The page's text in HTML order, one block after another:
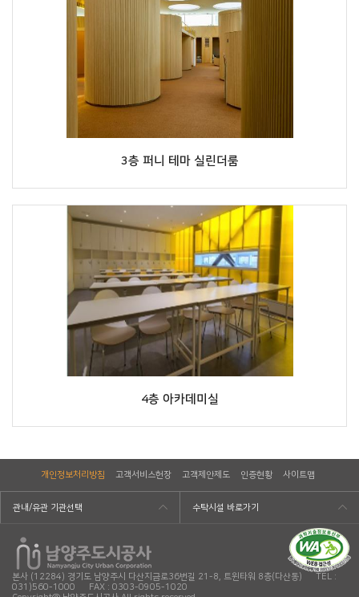
3층 퍼니 테마 실린더룸
4층 아카데미실
개인정보처리방침 고객서비스헌장 고객제안제도 인증현황 사이트맵
관내/유관 기관선택 수탁시설 바로가기
본사 (12284) 경기도 남양주시 다산지금로36번길 21-8, 트윈타워 8층(다산동) TEL :
031)560-1000 FAX : 0303-0905-1020